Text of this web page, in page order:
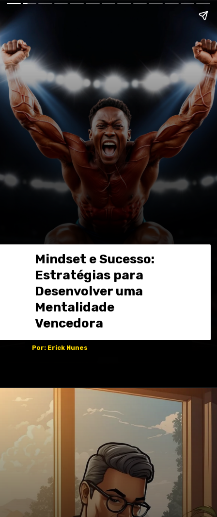
Mindset e Sucesso:
Estratégias para
Desenvolver uma
Mentalidade
Vencedora
Por: Erick Nunes